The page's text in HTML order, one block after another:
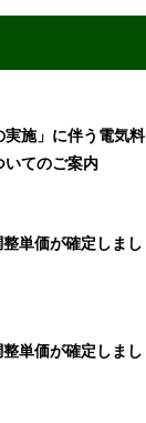
実施」に伴う電気料
いてのご案内
単価が確定しまし
単価が確定しまし